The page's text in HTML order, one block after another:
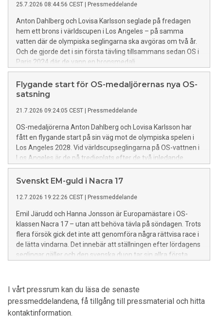
25.7.2026 08:44:56 CEST | Pressmeddelande
Anton Dahlberg och Lovisa Karlsson seglade på fredagen
hem ett brons i världscupen i Los Angeles – på samma
vatten där de olympiska seglingarna ska avgöras om två år.
Och de gjorde det i sin första tävling tillsammans sedan OS i
Paris 2024 där de vann en bronsmedalj.
Flygande start för OS-medaljörernas nya OS-
satsning
21.7.2026 09:24:05 CEST | Pressmeddelande
OS-medaljörerna Anton Dahlberg och Lovisa Karlsson har
fått en flygande start på sin väg mot de olympiska spelen i
Los Angeles 2028. Vid världscupseglingarna på OS-vattnen i
Los Angeles är de på tredjeplats efter de två inledande
dagarna – endast en poäng från ledningen.
Svenskt EM-guld i Nacra 17
12.7.2026 19:22:26 CEST | Pressmeddelande
Emil Järudd och Hanna Jonsson är Europamästare i OS-
klassen Nacra 17 – utan att behöva tävla på söndagen. Trots
flera försök gick det inte att genomföra några rättvisa race i
de lätta vindarna. Det innebär att ställningen efter lördagens
seglingar gäller och den svenska duon tar sin allra första
I vårt pressrum kan du läsa de senaste
pressmeddelandena, få tillgång till pressmaterial och hitta
kontaktinformation.